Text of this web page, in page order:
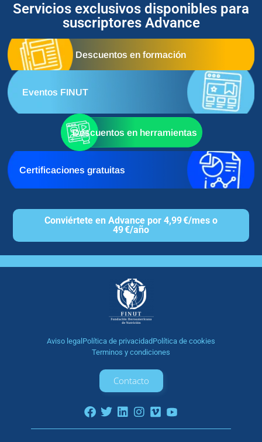
Servicios exclusivos disponibles para
suscriptores Advance
Descuentos en formación
Eventos FINUT
Descuentos en herramientas
Certificaciones gratuitas
Conviértete en Advance por 4,99 €/mes o
49 €/año
Aviso legal Política de privacidadPolítica de cookies
Terminos y condiciones
Contacto